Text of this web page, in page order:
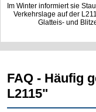
Im Winter informiert sie
Verkehrslage auf der
Glatteis- und
FAQ - Häufig
L2115"